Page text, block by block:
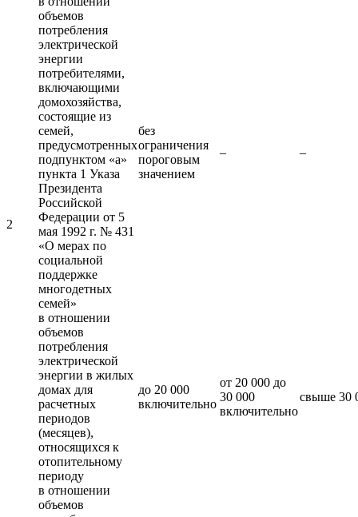
2
объемов
потребления
электрической
энергии
потребителями,
включающими
домохозяйства,
состоящие из
семей,
предусмотренных
подпунктом «а»
пункта 1 Указа
Президента
Российской
Федерации от 5
мая 1992 г. № 431
«О мерах по
социальной
поддержке
многодетных
семей»
без
ограничения
пороговым
значением
– –
в отношении
объемов
потребления
электрической
энергии в жилых
домах для
расчетных
периодов
(месяцев),
до 20 000
включительно
от 20 000 до
30 000
включительно
свыше 30
относящихся к
отопительному
периоду
в отношении
объемов